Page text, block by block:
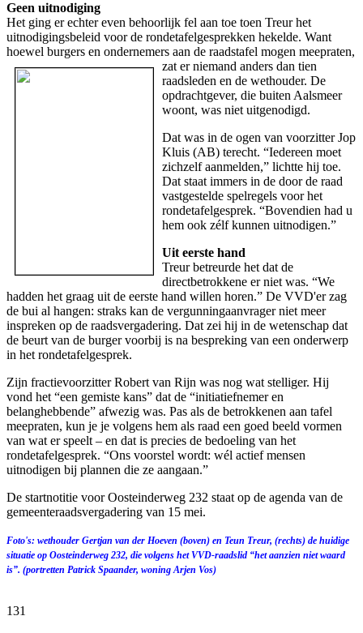
Geen uitnodiging
Het ging er echter even behoorlijk fel aan toe toen Treur het
uitnodigingsbeleid voor de rondetafelgesprekken hekelde. Want
hoewel burgers en ondernemers aan de raadstafel mogen meepraten,
zat er niemand anders dan tien
raadsleden en de wethouder. De
opdrachtgever, die buiten Aalsmeer
woont, was niet uitgenodigd.
Dat was in de ogen van voorzitter Jop
Kluis (AB) terecht. “Iedereen moet
zichzelf aanmelden,” lichtte hij toe.
Dat staat immers in de door de raad
vastgestelde spelregels voor het
rondetafelgesprek. “Bovendien had u
hem ook zélf kunnen uitnodigen.”
Uit eerste hand
Treur betreurde het dat de
directbetrokkene er niet was. “We
hadden het graag uit de eerste hand willen horen.” De VVD'er zag
de bui al hangen: straks kan de vergunningaanvrager niet meer
inspreken op de raadsvergadering. Dat zei hij in de wetenschap dat
de beurt van de burger voorbij is na bespreking van een onderwerp
in het rondetafelgesprek.
Zijn fractievoorzitter Robert van Rijn was nog wat stelliger. Hij
vond het “een gemiste kans” dat de “initiatiefnemer en
belanghebbende” afwezig was. Pas als de betrokkenen aan tafel
meepraten, kun je je volgens hem als raad een goed beeld vormen
van wat er speelt – en dat is precies de bedoeling van het
rondetafelgesprek. “Ons voorstel wordt: wél actief mensen
uitnodigen bij plannen die ze aangaan.”
De startnotitie voor Oosteinderweg 232 staat op de agenda van de
gemeenteraadsvergadering van 15 mei.
Foto's: wethouder Gertjan van der Hoeven (boven) en Teun Treur, (rechts) de huidige
situatie op Oosteinderweg 232, die volgens het VVD-raadslid “het aanzien niet waard
is”. (portretten Patrick Spaander, woning Arjen Vos)
131